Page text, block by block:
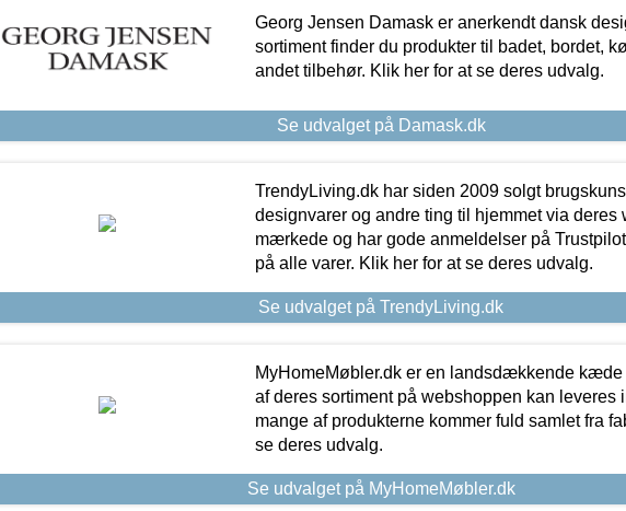
Georg Jensen Damask er anerkendt dansk
sortiment finder du produkter til badet, bordet,
andet tilbehør. Klik her for at se deres udvalg.
Se udvalget på Damask.dk
TrendyLiving.dk har siden 2009 solgt
designvarer og andre ting til hjemmet via deres
mærkede og har gode anmeldelser på
på alle varer. Klik her for at se deres udvalg.
Se udvalget på TrendyLiving.dk
MyHomeMøbler.dk er en landsdækkende kæde
af deres sortiment på webshoppen kan leveres
mange af produkterne kommer fuld samlet fra
se deres udvalg.
Se udvalget på MyHomeMøbler.dk